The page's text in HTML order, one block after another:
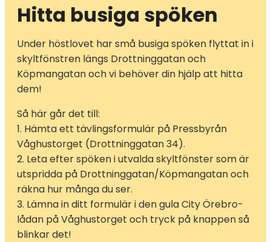
Hitta busiga spöken
Under höstlovet har små busiga spöken flyttat in i
skyltfönstren längs Drottninggatan och
Köpmangatan och vi behöver din hjälp att hitta
dem!
Så här går det till:
1. Hämta ett tävlingsformulär på Pressbyrån
Våghustorget (Drottninggatan 34).
2. Leta efter spöken i utvalda skyltfönster som är
utspridda på Drottninggatan/Köpmangatan och
räkna hur många du ser.
3. Lämna in ditt formulär i den gula City Örebro-
lådan på Våghustorget och tryck på knappen så
blinkar det!